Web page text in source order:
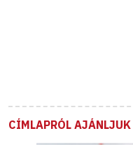
CÍMLAPRÓL AJÁNLJUK